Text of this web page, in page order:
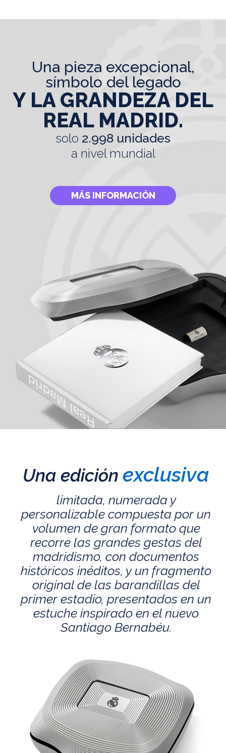
una pieza excepcional,
símbolo del legado
Y LA GRANDEZA DEL
REAL MADRID.
solo 2.998 unidades
a nivel mundial
MÁS INFORMACIÓN
Una edición exclusiva
limitada, numerada y
personalizable compuesta por un
volumen de gran formato que
recorre las grandes gestas del
madridismo, con documentos
históricos inéditos, y un fragmento
original de las barandillas del
primer estadio, presentados en un
estuche inspirado en el nuevo
Santiago Bernabéu.